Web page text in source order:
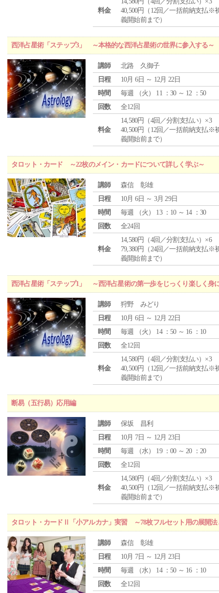
料金
40,500円（12回／一括前納支払※
義開始前まで）
西洋占星術「ステップ3」 ～本格的な西洋占星術の世界に参入する～
講師
北路 久御子
日程
10月 6日 ～ 12月 22日
時間
毎週 （火 ） 11 ：30 ～ 12 ：50
回数
全12回
料金
14,580円（4回／分割支払い）×3
40,500円（12回／一括前納支払※
義開始前まで）
タロット・カード ～22枚のメイン・カードについて詳しく学ぶ～
講師
森信 彰雄
日程
10月 6日 ～ 3月 29日
時間
毎週 （火 ） 13 ：10 ～ 14 ：30
回数
全24回
料金
14,580円（4回／分割支払い）×6
79,380円（24回／一括前納支払※
義開始前まで）
西洋占星術「ステップ1」 ～西洋占星術の第一歩をじっくり楽しく身
講師
狩野 みどり
日程
10月 6日 ～ 12月 22日
時間
毎週 （火 ） 14 ：50 ～ 16 ：10
回数
全12回
料金
14,580円（4回／分割支払い）×3
40,500円（12回／一括前納支払※
義開始前まで）
断易（五行易）応用編
講師
保坂 昌利
日程
10月 7日 ～ 12月 23日
時間
毎週 （水） 19 ：00 ～ 20 ：20
回数
全12回
料金
14,580円（4回／分割支払い）×3
40,500円（12回／一括前納支払※
義開始前まで）
タロット・カードⅡ「小アルカナ」実習 ～78枚フルセット用の展開法
講師
森信 彰雄
日程
10月 7日 ～ 12月 23日
時間
毎週 （水） 14 ：50 ～ 16 ：10
回数
全12回